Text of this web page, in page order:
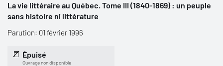
La vie littéraire au Québec. Tome III (1840-1869) : un peuple
sans histoire ni littérature
Parution: 01 février 1996
Épuisé
Ouvrage non disponible